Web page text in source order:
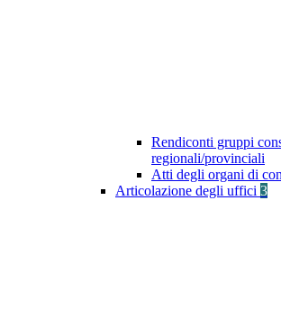
Rendiconti gruppi
regionali/provinciali
Atti degli organi di
Articolazione degli uffici 3